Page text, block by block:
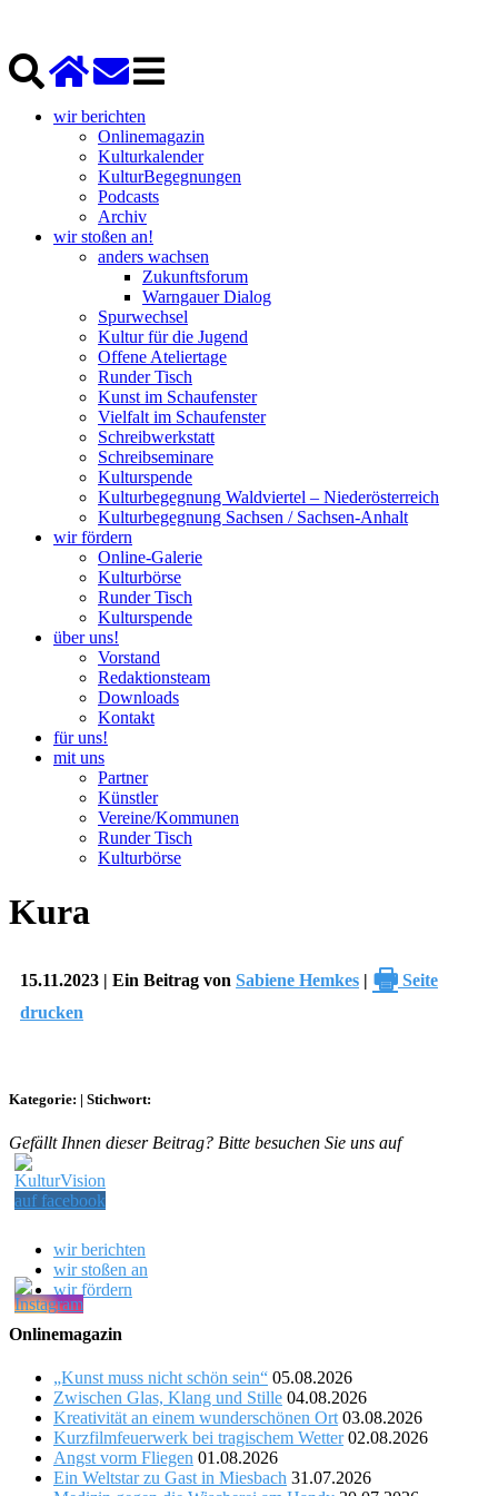
wir berichten
Onlinemagazin
Kulturkalender
KulturBegegnungen
Podcasts
Archiv
wir stoßen an!
anders wachsen
Zukunftsforum
Warngauer Dialog
Spurwechsel
Kultur für die Jugend
Offene Ateliertage
Runder Tisch
Kunst im Schaufenster
Vielfalt im Schaufenster
Schreibwerkstatt
Schreibseminare
Kulturspende
Kulturbegegnung Waldviertel – Niederösterreich
Kulturbegegnung Sachsen / Sachsen-Anhalt
wir fördern
Online-Galerie
Kulturbörse
Runder Tisch
Kulturspende
über uns!
Vorstand
Redaktionsteam
Downloads
Kontakt
für uns!
mit uns
Partner
Künstler
Vereine/Kommunen
Runder Tisch
Kulturbörse
Kura
15.11.2023 | Ein Beitrag von Sabiene Hemkes | 🖶 Seite
drucken
Kategorie: | Stichwort:
Gefällt Ihnen dieser Beitrag? Bitte besuchen Sie uns auf
wir berichten
wir stoßen an
wir fördern
Onlinemagazin
„Kunst muss nicht schön sein“ 05.08.2026
Zwischen Glas, Klang und Stille 04.08.2026
Kreativität an einem wunderschönen Ort 03.08.2026
Kurzfilmfeuerwerk bei tragischem Wetter 02.08.2026
Angst vorm Fliegen 01.08.2026
Ein Weltstar zu Gast in Miesbach 31.07.2026